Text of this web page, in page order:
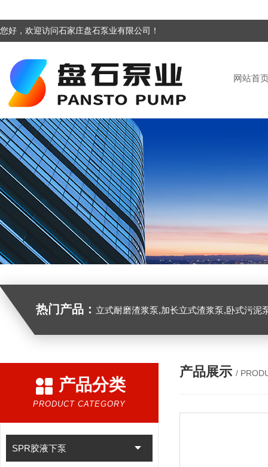
您好，欢迎访问石家庄盘石泵业有限公司！
网站首
热门产品： 立式耐磨渣浆泵,加长立式渣浆泵,卧式污泥
产品分类
PRODUCT CATEGORY
SPR胶液下泵
产品展示 /